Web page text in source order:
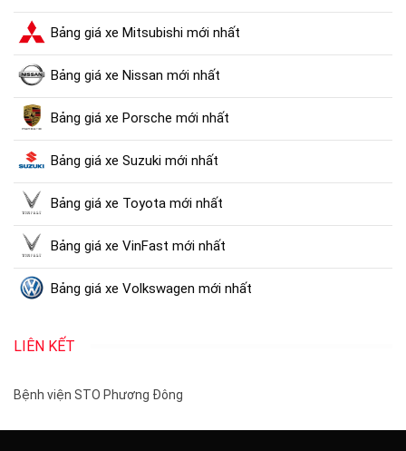
Bảng giá xe Mitsubishi mới nhất
Bảng giá xe Nissan mới nhất
Bảng giá xe Porsche mới nhất
Bảng giá xe Suzuki mới nhất
Bảng giá xe Toyota mới nhất
Bảng giá xe VinFast mới nhất
Bảng giá xe Volkswagen mới nhất
LIÊN KẾT
Bệnh viện STO Phương Đông